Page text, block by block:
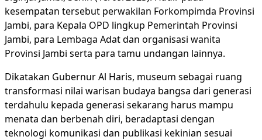
kesempatan tersebut perwakilan Forkompimda Provinsi
Jambi, para Kepala OPD lingkup Pemerintah Provinsi
Jambi, para Lembaga Adat dan organisasi wanita
Provinsi Jambi serta para tamu undangan lainnya.
Dikatakan Gubernur Al Haris, museum sebagai ruang
transformasi nilai warisan budaya bangsa dari generasi
terdahulu kepada generasi sekarang harus mampu
menata dan berbenah diri, beradaptasi dengan
teknologi komunikasi dan publikasi kekinian sesuai